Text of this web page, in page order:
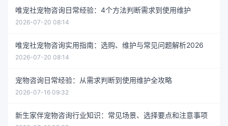
唯宠社宠物咨询日常经验：4个方法判断需求到使用维护
2026-07-20 08:14
唯宠社宠物咨询实用指南：选购、维护与常见问题解析2026
2026-07-20 08:14
宠物咨询日常经验：从需求判断到使用维护全攻略
2026-07-16 09:32
新生家伴宠物咨询行业知识：常见场景、选择要点和注意事项